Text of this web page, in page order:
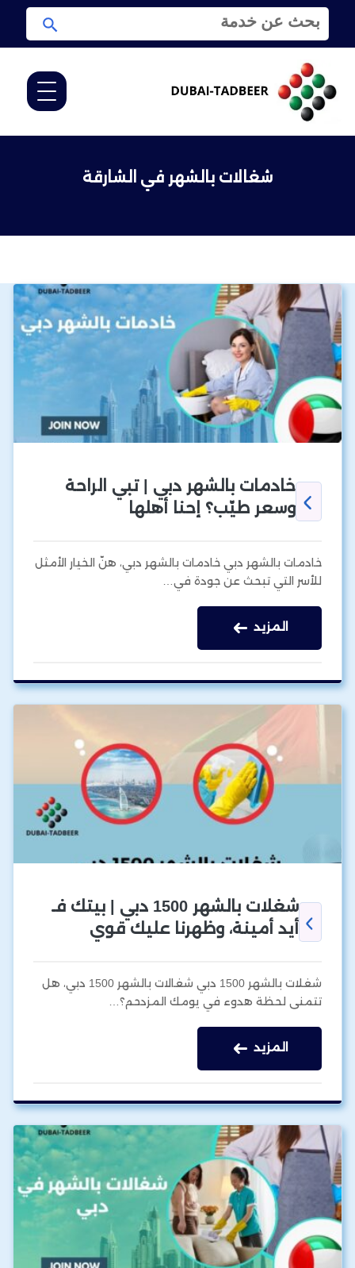
ب
ث
ع
:
ب
ح
ث
شغالات بالشهر في الشارقة
خادمات بالشهر دبي | تبي الراحة
وسعر طيّب؟ إحنا أهلها
خادمات بالشهر دبي خادمات بالشهر دبي، هنّ الخيار الأمثل
للأسر التي تبحث عن جودة في…
المزيد
شغلات بالشهر 1500 دبي | بيتك فـ
أيد أمينة، وظهرنا عليك قوي
شغلات بالشهر 1500 دبي شغالات بالشهر 1500 دبي، هل
تتمنى لحظة هدوء في يومك المزدحم؟…
المزيد